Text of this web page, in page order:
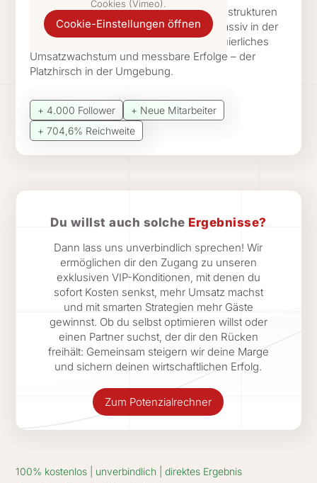
und
Chili-Mitarbeiter
Berater, sondern
verstehen
Budget ihres
zu verkaufen,
Lösungen zu
echter Mehrwert,
authentisch
MERAKI am
Für das Hofbräu haben wir die Marketingstrukturen
professionalisiert und die Sichtbarkeit massiv in der
Region gesteigert. Das Ergebnis: kontinuierliches
Umsatzwachstum und messbare Erfolge – der
Platzhirsch in der Umgebung.
+ 4.000 Follower
+ Neue Mitarbeiter
+ 704,6% Reichweite
Cookies (Vimeo).
Cookie-Einstellungen öffnen
Du willst auch solche Ergebnisse?
Dann lass uns unverbindlich sprechen! Wir
ermöglichen dir den Zugang zu unseren
exklusiven VIP-Konditionen, mit denen du
sofort Kosten senkst, mehr Umsatz machst
und mit smarten Strategien mehr Gäste
gewinnst. Ob du selbst optimieren willst oder
einen Partner suchst, der dir den Rücken
freihält: Gemeinsam steigern wir deine Marge
und sichern deinen wirtschaftlichen Erfolg.
Zum Potenzialrechner
100% kostenlos | unverbindlich | direktes Ergebnis